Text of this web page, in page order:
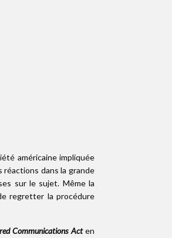
américaine impliquée
dans la grande
sur le sujet. Même la
regretter la procédure
Communications Acten